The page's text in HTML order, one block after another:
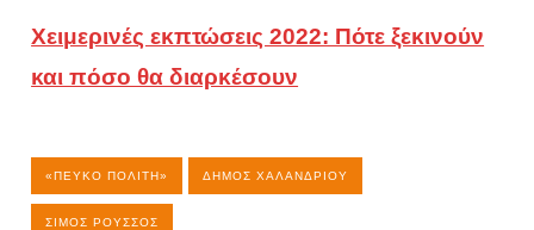
Χειμερινές εκπτώσεις 2022: Πότε ξεκινούν
και πόσο θα διαρκέσουν
«ΠΕΎΚΟ ΠΟΛΊΤΗ» ΔΉΜΟΣ ΧΑΛΑΝΔΡΊΟΥ
ΣΊΜΟΣ ΡΟΎΣΣΟΣ